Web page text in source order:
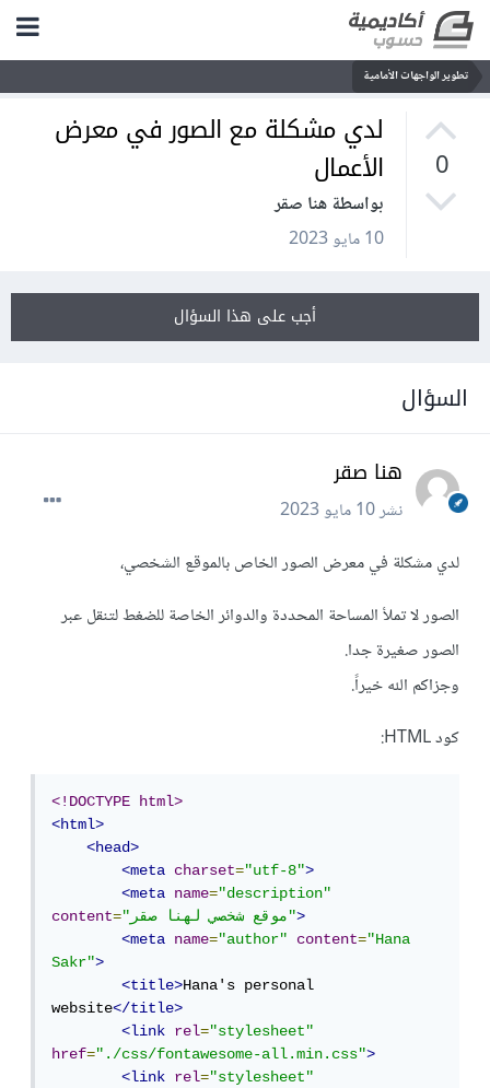
تطوير الواجهات الأمامية
0
لدي مشكلة مع الصور في معرض
الأعمال
بواسطة هنا صقر
10 مايو 2023
أجب على هذا السؤال
السؤال
هنا صقر
نشر10 مايو 2023
لدي مشكلة في معرض الصور الخاص بالموقع الشخصي،
الصور لا تملأ المساحة المحددة والدوائر الخاصة للضغط لتنقل عبر
الصور صغيرة جدا.
وجزاكم الله خيراً.
كود HTML:
<!DOCTYPE html>
<html>
<head>
<meta
charset="utf-8">
<meta
name="description"
content= "موقع شخصي لهنا صقر">
<meta
name="author" content="Hana
Sakr">
<title>Hana's personal
website</title>
<link
rel="stylesheet"
href="./css/fontawesome-all.min.css">
<link
rel="stylesheet"